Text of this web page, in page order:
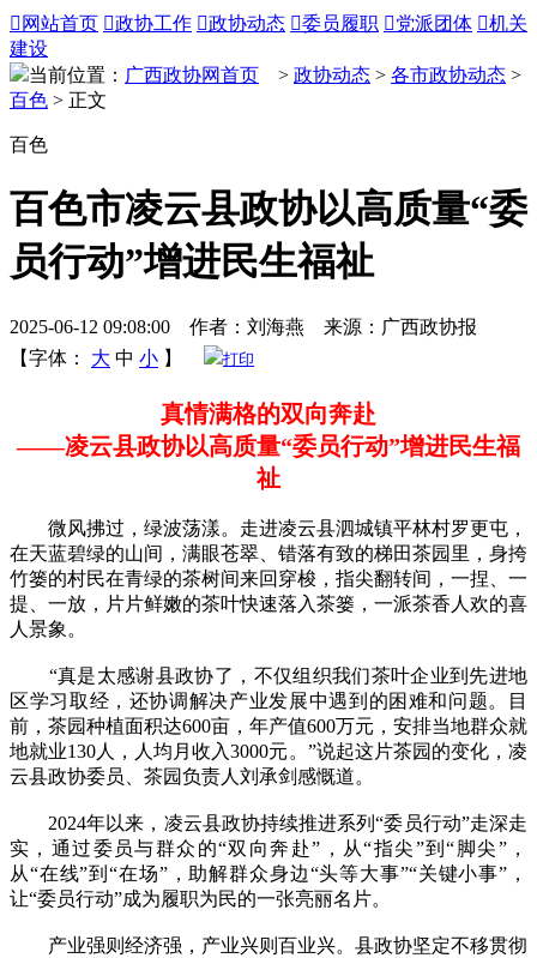
 网站首页 政协工作 政协动态 委员履职 党派团体 机关
建设
当前位置： 广西政协网首页 > 政协动态 > 各市政协动态 >
百色 > 正文
百色
百色市凌云县政协以高质量“委
员行动”增进民生福祉
2025-06-12 09:08:00 作者：刘海燕 来源：广西政协报
【字体：
大 中 小 】 打印
真情满格的双向奔赴
——凌云县政协以高质量“委员行动”增进民生福
祉
微风拂过，绿波荡漾。走进凌云县泗城镇平林村罗更屯，
在天蓝碧绿的山间，满眼苍翠、错落有致的梯田茶园里，身挎
竹篓的村民在青绿的茶树间来回穿梭，指尖翻转间，一捏、一
提、一放，片片鲜嫩的茶叶快速落入茶篓，一派茶香人欢的喜
人景象。
“真是太感谢县政协了，不仅组织我们茶叶企业到先进地
区学习取经，还协调解决产业发展中遇到的困难和问题。目
前，茶园种植面积达600亩，年产值600万元，安排当地群众就
地就业130人，人均月收入3000元。”说起这片茶园的变化，凌
云县政协委员、茶园负责人刘承剑感慨道。
2024年以来，凌云县政协持续推进系列“委员行动”走深走
实，通过委员与群众的“双向奔赴”，从“指尖”到“脚尖”，
从“在线”到“在场”，助解群众身边“头等大事”“关键小事”，
让“委员行动”成为履职为民的一张亮丽名片。
产业强则经济强，产业兴则百业兴。县政协坚定不移贯彻